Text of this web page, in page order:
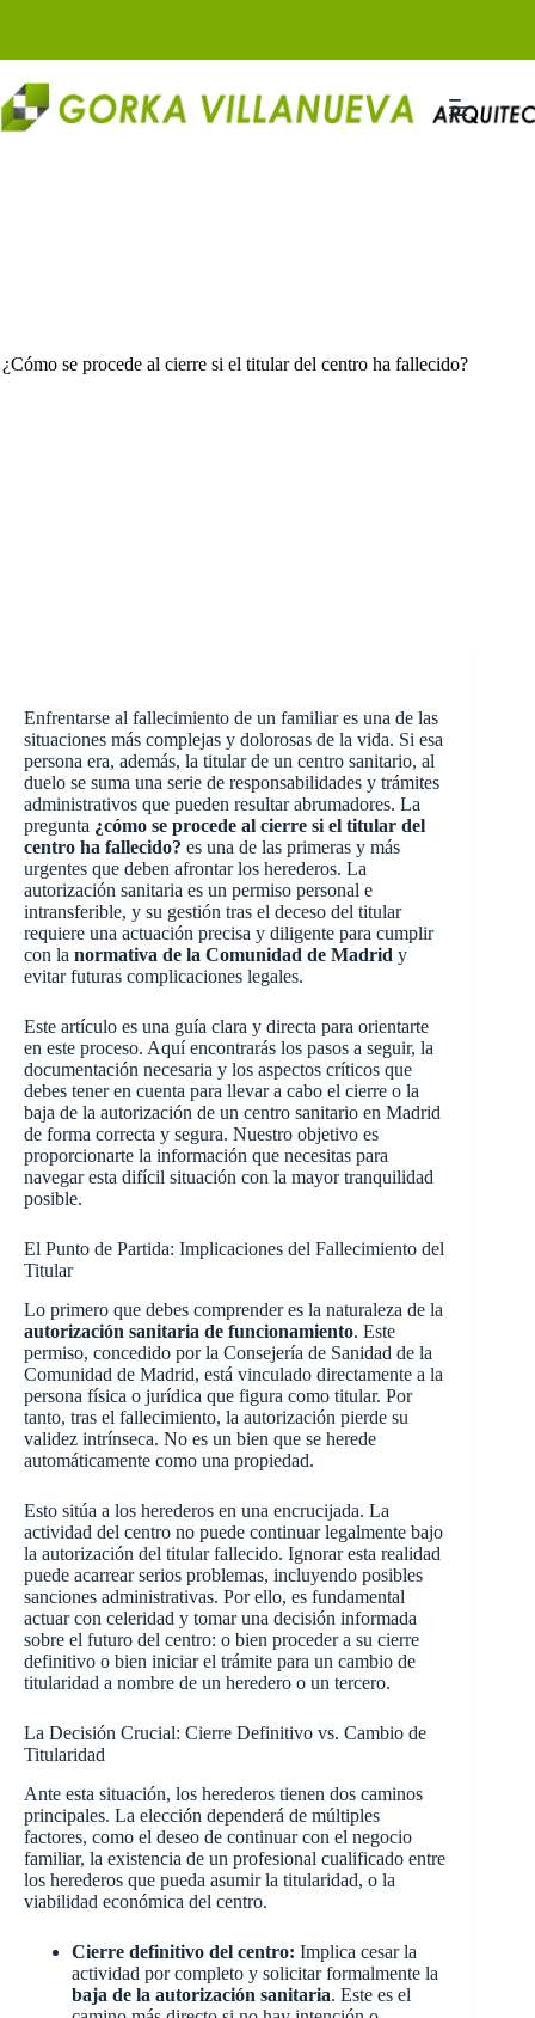
¿Cómo se procede al cierre si el titular del centro ha fallecido?
Enfrentarse al fallecimiento de un familiar es una de las
situaciones más complejas y dolorosas de la vida. Si esa
persona era, además, la titular de un centro sanitario, al
duelo se suma una serie de responsabilidades y trámites
administrativos que pueden resultar abrumadores. La
pregunta ¿cómo se procede al cierre si el titular del
centro ha fallecido? es una de las primeras y más
urgentes que deben afrontar los herederos. La
autorización sanitaria es un permiso personal e
intransferible, y su gestión tras el deceso del titular
requiere una actuación precisa y diligente para cumplir
con la normativa de la Comunidad de Madrid y
evitar futuras complicaciones legales.
Este artículo es una guía clara y directa para orientarte
en este proceso. Aquí encontrarás los pasos a seguir, la
documentación necesaria y los aspectos críticos que
debes tener en cuenta para llevar a cabo el cierre o la
baja de la autorización de un centro sanitario en Madrid
de forma correcta y segura. Nuestro objetivo es
proporcionarte la información que necesitas para
navegar esta difícil situación con la mayor tranquilidad
posible.
El Punto de Partida: Implicaciones del Fallecimiento del
Titular
Lo primero que debes comprender es la naturaleza de la
autorización sanitaria de funcionamiento. Este
permiso, concedido por la Consejería de Sanidad de la
Comunidad de Madrid, está vinculado directamente a la
persona física o jurídica que figura como titular. Por
tanto, tras el fallecimiento, la autorización pierde su
validez intrínseca. No es un bien que se herede
automáticamente como una propiedad.
Esto sitúa a los herederos en una encrucijada. La
actividad del centro no puede continuar legalmente bajo
la autorización del titular fallecido. Ignorar esta realidad
puede acarrear serios problemas, incluyendo posibles
sanciones administrativas. Por ello, es fundamental
actuar con celeridad y tomar una decisión informada
sobre el futuro del centro: o bien proceder a su cierre
definitivo o bien iniciar el trámite para un cambio de
titularidad a nombre de un heredero o un tercero.
La Decisión Crucial: Cierre Definitivo vs. Cambio de
Titularidad
Ante esta situación, los herederos tienen dos caminos
principales. La elección dependerá de múltiples
factores, como el deseo de continuar con el negocio
familiar, la existencia de un profesional cualificado entre
los herederos que pueda asumir la titularidad, o la
viabilidad económica del centro.
Cierre definitivo del centro: Implica cesar la
actividad por completo y solicitar formalmente la
baja de la autorización sanitaria. Este es el